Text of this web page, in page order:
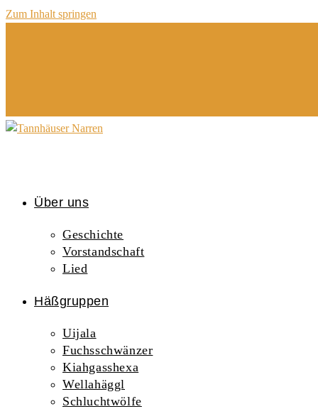
Zum Inhalt springen
Über uns
Geschichte
Vorstandschaft
Lied
Häßgruppen
Uijala
Fuchsschwänzer
Kiahgasshexa
Wellahäggl
Schluchtwölfe